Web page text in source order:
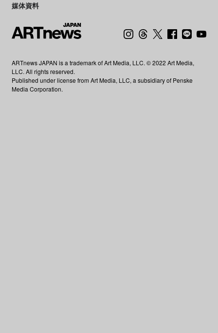
媒体資料
ARTnews JAPAN is a trademark of Art Media, LLC. © 2022 Art Media,
LLC. All rights reserved.
Published under license from Art Media, LLC, a subsidiary of Penske
Media Corporation.